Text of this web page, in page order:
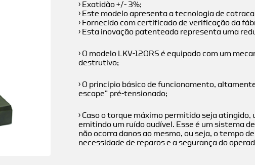
› Exatidão +/- 3%;
› Este modelo apresenta a tecnologia de
› Fornecido com certificado de verificação da
› Esta inovação patenteada representa uma
› O modelo LKV-120RS é equipado com um
destrutivo;
› O princípio básico de funcionamento,
escape” pré-tensionado;
› Caso o torque máximo permitido seja
emitindo um ruído audível. Esse é um sistema
não ocorra danos ao mesmo, ou seja, o tempo
necessidade de reparos e a segurança do